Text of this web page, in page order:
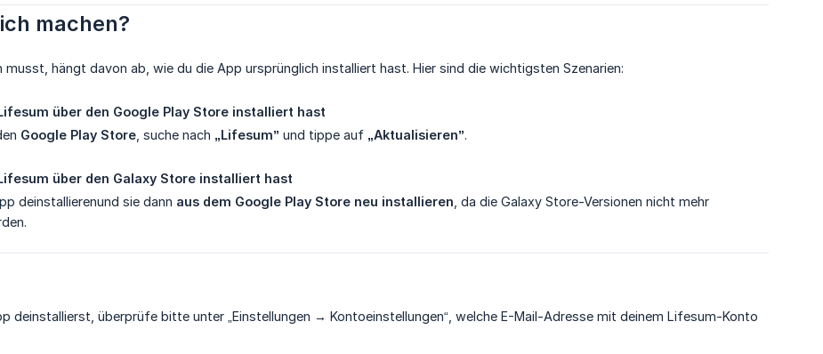
machen?
musst, hängt davon ab, wie du die App ursprünglich installiert hast. Hier sind die wichtigsten Szenarien:
über den Google Play Store installiert hast
Google Play Store , suche nach „Lifesum” und tippe auf „Aktualisieren”.
über den Galaxy Store installiert hast
deinstallierenund sie dann aus dem Google Play Store neu installieren , da die Galaxy Store-Versionen nicht mehr
deinstallierst, überprüfe bitte unter „Einstellungen → Kontoeinstellungen“, welche E-Mail-Adresse mit deinem Lifesum-Konto